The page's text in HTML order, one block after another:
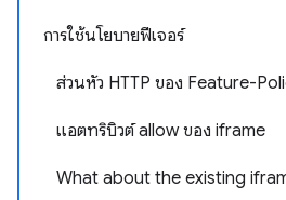
การใช้นโยบายฟีเจอร์
ส่วนหัว HTTP ของ Feature-
แอตทริบิวต์ allow ของ iframe
What about the existing